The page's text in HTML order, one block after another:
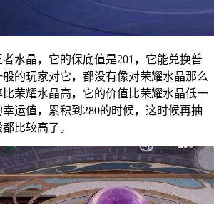
水晶，它的保底值是201，它能兑换普
的玩家对它，都没有像对荣耀水晶那么
荣耀水晶高，它的价值比荣耀水晶低一
运值，累积到280的时候，这时候再抽
比较高了。